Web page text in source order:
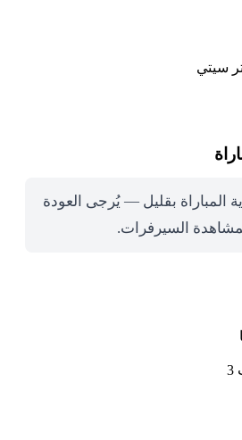
سيتي
المباراة بقليل — يُرجى العودة
السيرفرات.